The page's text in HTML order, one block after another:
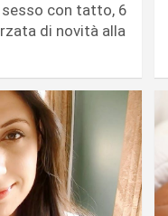
con tatto, 6
di novità alla